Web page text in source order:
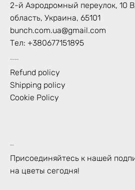
2-й Аэродромный переулок, 10
область, Украина, 65101
bunch.com.ua@gmail.com
Тел: +380677151895
Политика магазина
Refund policy
Shipping policy
Cookie Policy
Подписка
Присоединяйтесь к нашей
на цветы сегодня!